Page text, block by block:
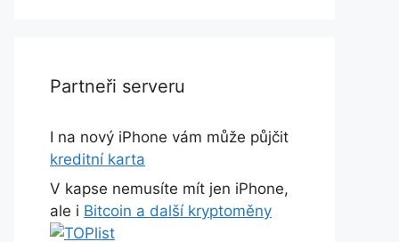
Partneři serveru
I na nový iPhone vám může půjčit
kreditní karta
V kapse nemusíte mít jen iPhone,
ale i Bitcoin a další kryptoměny